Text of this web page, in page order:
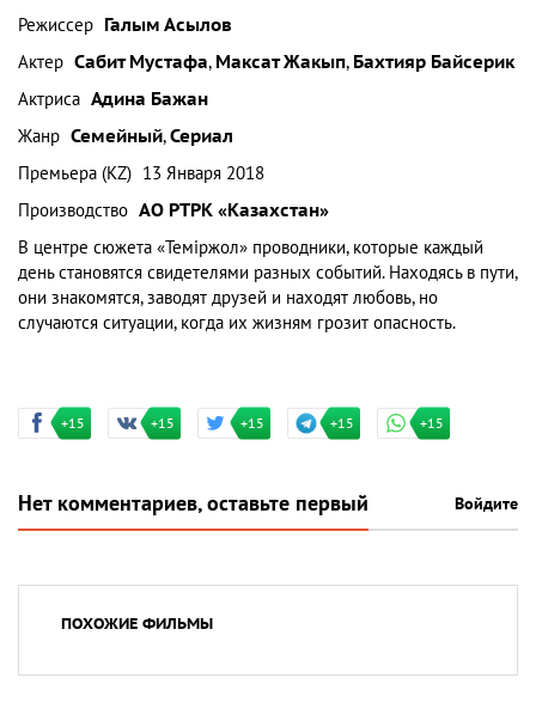
Режиссер Галым Асылов
Актер Сабит Мустафа, Максат Жакып, Бахтияр Байсерик
Актриса Адина Бажан
Жанр Семейный,Сериал
Премьера (KZ) 13 Января 2018
Производство АО РТРК «Казахстан»
В центре сюжета «Теміржол» проводники, которые каждый
день становятся свидетелями разных событий. Находясь в пути,
они знакомятся, заводят друзей и находят любовь, но
случаются ситуации, когда их жизням грозит опасность.
+15 +15 +15 +15 +15
Нет комментариев, оставьте первый Войдите
ПОХОЖИЕ ФИЛЬМЫ